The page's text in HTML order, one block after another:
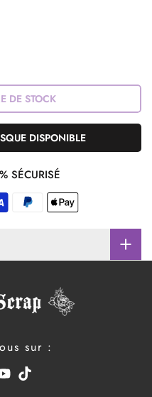
DE STOCK
DISPONIBLE
SÉCURISÉ
sur :